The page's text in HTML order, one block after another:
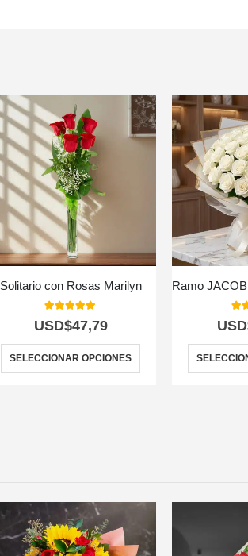
Solitario con Rosas Marilyn
USD$47,79
SELECCIONAR OPCIONES